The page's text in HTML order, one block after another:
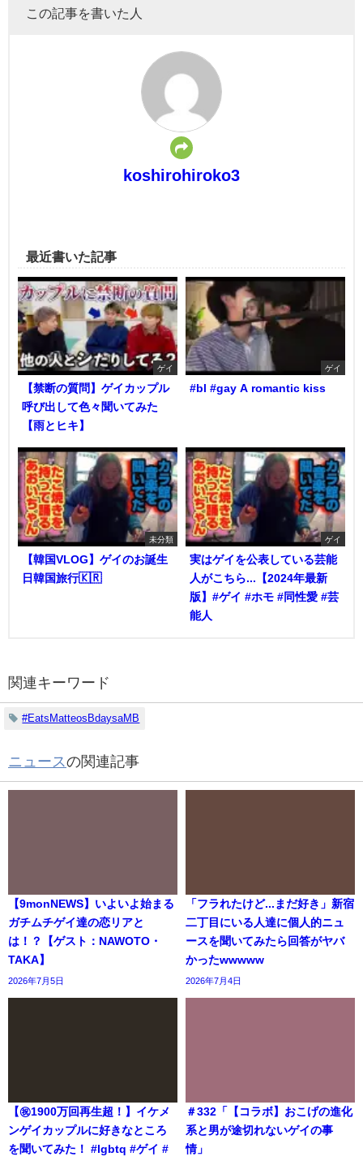
この記事を書いた人
koshirohiroko3
最近書いた記事
ゲイ
【禁断の質問】ゲイカップル
呼び出して色々聞いてみた
【雨とヒキ】
ゲイ
#bl #gay A romantic kiss
未分類
【韓国VLOG】ゲイのお誕生
日韓国旅行🇰🇷
ゲイ
実はゲイを公表している芸能
人がこちら...【2024年最新
版】#ゲイ #ホモ #同性愛 #芸
能人
関連キーワード
#EatsMatteosBdaysaMB
ニュースの関連記事
【9monNEWS】いよいよ始まる
ガチムチゲイ達の恋リアと
は！？【ゲスト：NAWOTO・
TAKA】
2026年7月5日
「フラれたけど...まだ好き」新宿
二丁目にいる人達に個人的ニュ
ースを聞いてみたら回答がヤバ
かったwwwww
2026年7月4日
【㊗️1900万回再生超！】イケメ
ンゲイカップルに好きなところ
を聞いてみた！ #lgbtq #ゲイ #
＃332「【コラボ】おこげの進化
系と男が途切れないゲイの事
情」